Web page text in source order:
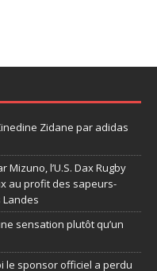
Zidane par adidas
l’U.S. Dax Rugby
au profit des sapeurs-
sensation plutôt qu’un
le sponsor officiel a perdu